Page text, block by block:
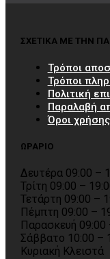
ΣΧΕΤΙΚΑ ΜΕ ΤΗΝ
Τρόποι
Τρόποι
Πολιτική
Παραλαβή
Όροι χρήσης
ΩΡΑΡΙΟ
Δευτέρα 09:00 –
Τρίτη 09:00 –
Τετάρτη 09:00 –
Πέμπτη 09:00 –
Παρασκευή 09:00
Σάββατο 10:00 –
Κυριακή Κλειστά